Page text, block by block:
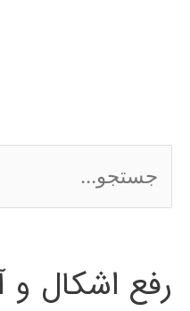
س
ج
رفع اشکال و